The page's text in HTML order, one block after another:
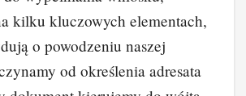
kilku kluczowych elementach,
o powodzeniu naszej
od określenia adresata